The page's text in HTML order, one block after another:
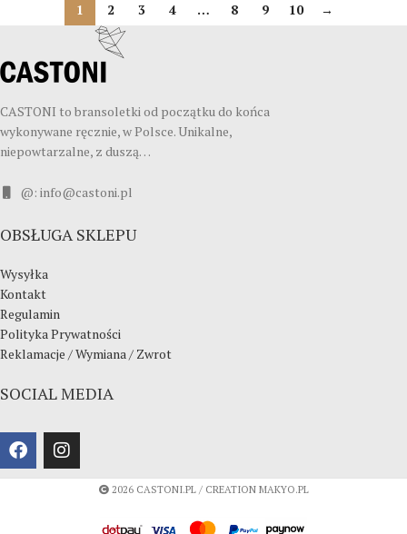
1 2 3 4 … 8 9 10 →
CASTONI to bransoletki od początku do końca
wykonywane ręcznie, w Polsce. Unikalne,
niepowtarzalne, z duszą…
@: info@castoni.pl
OBSŁUGA SKLEPU
Wysyłka
Kontakt
Regulamin
Polityka Prywatności
Reklamacje / Wymiana / Zwrot
SOCIAL MEDIA
2026 CASTONI.PL / CREATION MAKYO.PL